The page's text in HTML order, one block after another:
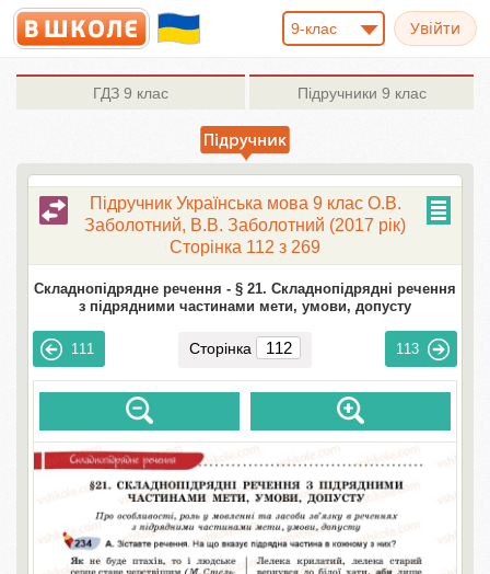
9-клас
ГДЗ 9 клас Підручники 9 клас
Підручник Українська мова 9 клас О.В.
Заболотний, В.В. Заболотний (2017 рік)
Сторінка 112 з 269
Складнопідрядне речення - § 21. Складнопідрядні речення
з підрядними частинами мети, умови, допусту
111 Сторінка 113